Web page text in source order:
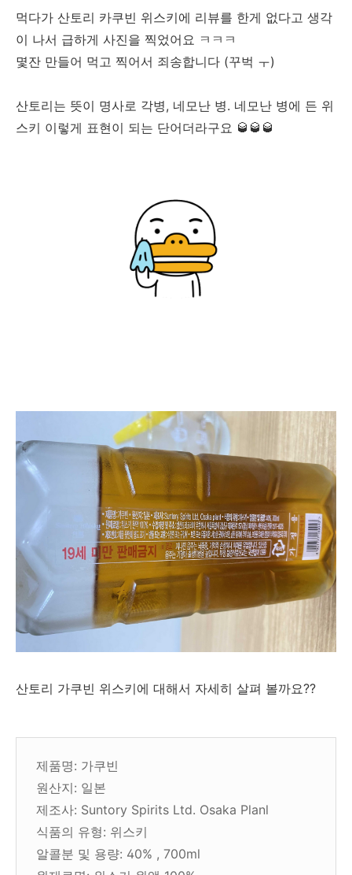
먹다가 산토리 카쿠빈 위스키에 리뷰를 한게 없다고 생각
이 나서 급하게 사진을 찍었어요 ㅋㅋㅋ
몇잔 만들어 먹고 찍어서 죄송합니다 (꾸벅 ㅜ)
산토리는 뜻이 명사로 각병, 네모난 병. 네모난 병에 든 위
스키 이렇게 표현이 되는 단어더라구요 🥃🥃🥃
산토리 가쿠빈 위스키에 대해서 자세히 살펴 볼까요??
제품명: 가쿠빈
원산지: 일본
제조사: Suntory Spirits Ltd. Osaka Planl
식품의 유형: 위스키
알콜분 및 용량: 40% , 700ml